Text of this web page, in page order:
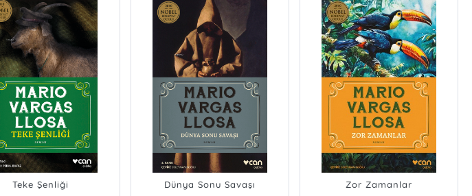
Teke Şenliği Dünya Sonu Savaşı Zor Zamanlar